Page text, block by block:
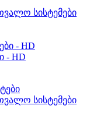
- HD